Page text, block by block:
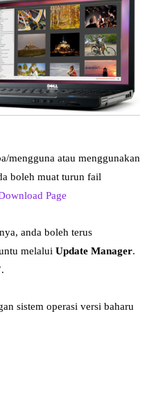
mengguna atau menggunakan
boleh muat turun fail
Page
anda boleh terus
melalui Update Manager.
sistem operasi versi baharu